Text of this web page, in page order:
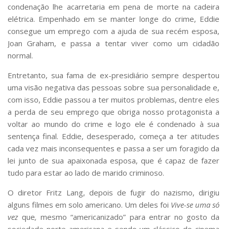
condenação lhe acarretaria em pena de morte na cadeira
elétrica. Empenhado em se manter longe do crime, Eddie
consegue um emprego com a ajuda de sua recém esposa,
Joan Graham, e passa a tentar viver como um cidadão
normal.
Entretanto, sua fama de ex-presidiário sempre despertou
uma visão negativa das pessoas sobre sua personalidade e,
com isso, Eddie passou a ter muitos problemas, dentre eles
a perda de seu emprego que obriga nosso protagonista a
voltar ao mundo do crime e logo ele é condenado à sua
sentença final. Eddie, desesperado, começa a ter atitudes
cada vez mais inconsequentes e passa a ser um foragido da
lei junto de sua apaixonada esposa, que é capaz de fazer
tudo para estar ao lado de marido criminoso.
O diretor Fritz Lang, depois de fugir do nazismo, dirigiu
alguns filmes em solo americano. Um deles foi Vive-se uma só
vezque,mesmo “americanizado” para entrar no gosto da